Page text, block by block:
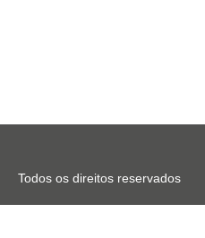
Todos os direitos reservados